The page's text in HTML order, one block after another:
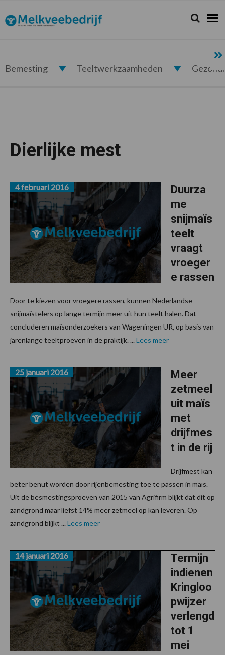
de
hoofdnavigatie
de
hoofd
de
voettekst
Melkveebedrijf.nl Zoeken...
Zoek
Bemesting Teeltwerkzaamheden
Dierlijke mest
Duurza
me
snijmaïs
teelt
vraagt
vroeger
e rassen
4 februari 2016
Door te kiezen voor vroegere rassen, kunnen Nederlandse
snijmaïstelers op lange termijn meer uit hun teelt halen. Dat
concluderen maïsonderzoekers van Wageningen UR, op basis van
jarenlange teeltproeven in de praktijk. ... Lees meer
Meer
zetmeel
uit maïs
met
drijfmes
t in de rij
25 januari 2016
Drijfmest kan
beter benut worden door rijenbemesting toe te passen in maïs.
Uit de besmestingsproeven van 2015 van Agrifirm blijkt dat dit op
zandgrond maar liefst 14% meer zetmeel op kan leveren. Op
zandgrond blijkt ... Lees meer
Termijn
indienen
Kringloo
pwijzer
verlengd
tot 1
mei
14 januari 2016